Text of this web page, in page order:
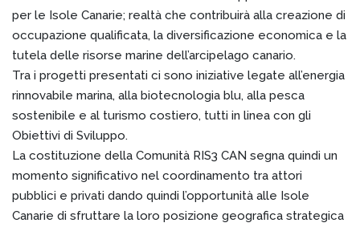
per le Isole Canarie; realtà che contribuirà alla creazione di
occupazione qualificata, la diversificazione economica e la
tutela delle risorse marine dell’arcipelago canario.
Tra i progetti presentati ci sono iniziative legate all’energia
rinnovabile marina, alla biotecnologia blu, alla pesca
sostenibile e al turismo costiero, tutti in linea con gli
Obiettivi di Sviluppo.
La costituzione della Comunità RIS3 CAN segna quindi un
momento significativo nel coordinamento tra attori
pubblici e privati dando quindi l’opportunità alle Isole
Canarie di sfruttare la loro posizione geografica strategica